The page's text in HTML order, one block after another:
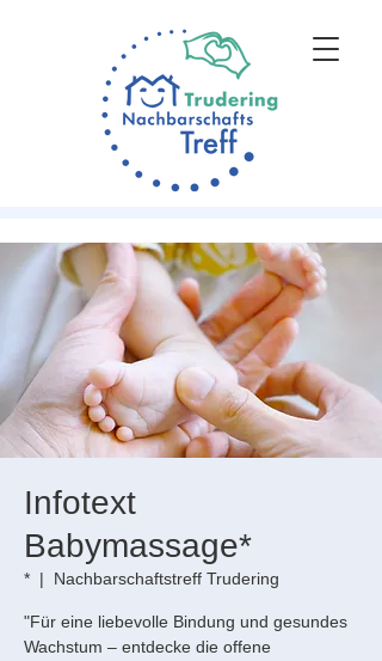
Infotext
Babymassage*
*
  |
Nachbarschaftstreff Trudering
"Für eine liebevolle Bindung und gesundes
Wachstum – entdecke die offene